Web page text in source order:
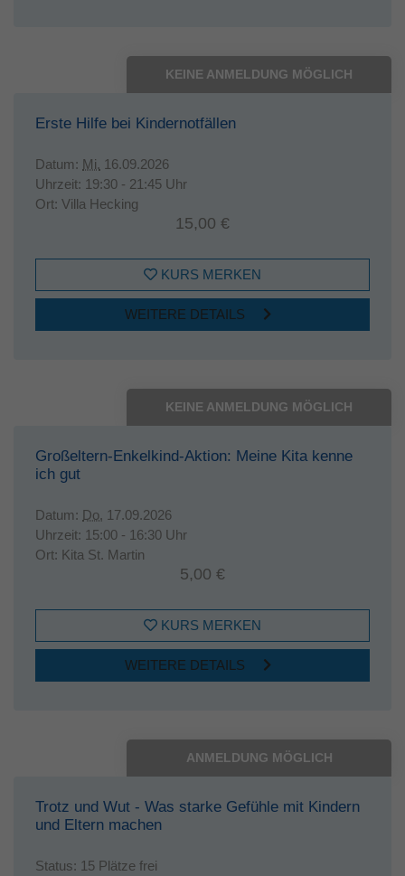
KEINE ANMELDUNG MÖGLICH
Erste Hilfe bei Kindernotfällen
Datum: Mi. 16.09.2026
Uhrzeit: 19:30 - 21:45 Uhr
Ort: Villa Hecking
15,00 €
KURS MERKEN
WEITERE DETAILS
KEINE ANMELDUNG MÖGLICH
Großeltern-Enkelkind-Aktion: Meine Kita kenne
ich gut
Datum: Do. 17.09.2026
Uhrzeit: 15:00 - 16:30 Uhr
Ort: Kita St. Martin
5,00 €
KURS MERKEN
WEITERE DETAILS
ANMELDUNG MÖGLICH
Trotz und Wut - Was starke Gefühle mit Kindern
und Eltern machen
Status: 15 Plätze frei